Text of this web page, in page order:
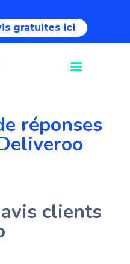
gratuites ici
réponses
clients